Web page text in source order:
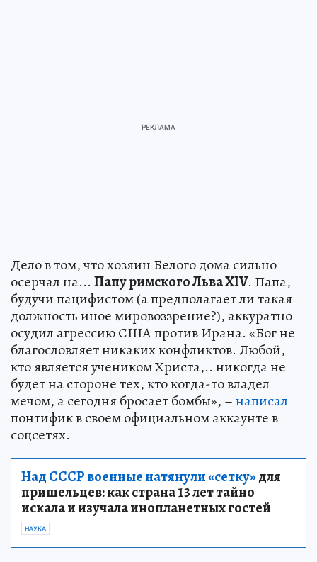
Дело в том, что хозяин Белого дома сильно
осерчал на... Папу римского Льва XIV. Папа,
будучи пацифистом (а предполагает ли такая
должность иное мировоззрение?), аккуратно
осудил агрессию США против Ирана. «Бог не
благословляет никаких конфликтов. Любой,
кто является учеником Христа,.. никогда не
будет на стороне тех, кто когда-то владел
мечом, а сегодня бросает бомбы», –написал
понтифик в своем официальном аккаунте в
соцсетях.
Над СССР военные натянули «сетку»для
пришельцев: как страна 13 лет тайно
искала и изучала инопланетных гостей
НАУКА